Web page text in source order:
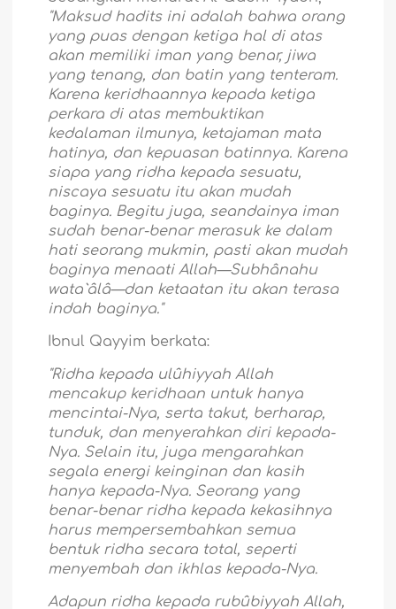
"Maksud hadits ini adalah bahwa orang
yang puas dengan ketiga hal di atas
akan memiliki iman yang benar, jiwa
yang tenang, dan batin yang tenteram.
Karena keridhaannya kepada ketiga
perkara di atas membuktikan
kedalaman ilmunya, ketajaman mata
hatinya, dan kepuasan batinnya. Karena
siapa yang ridha kepada sesuatu,
niscaya sesuatu itu akan mudah
baginya. Begitu juga, seandainya iman
sudah benar-benar merasuk ke dalam
hati seorang mukmin, pasti akan mudah
baginya menaati Allah—Subhânahu
wata`âlâ—dan ketaatan itu akan terasa
indah baginya."
Ibnul Qayyim berkata:
"Ridha kepada ulûhiyyah Allah
mencakup keridhaan untuk hanya
mencintai-Nya, serta takut, berharap,
tunduk, dan menyerahkan diri kepada-
Nya. Selain itu, juga mengarahkan
segala energi keinginan dan kasih
hanya kepada-Nya. Seorang yang
benar-benar ridha kepada kekasihnya
harus mempersembahkan semua
bentuk ridha secara total, seperti
menyembah dan ikhlas kepada-Nya.
Adapun ridha kepada rubûbiyyah Allah,